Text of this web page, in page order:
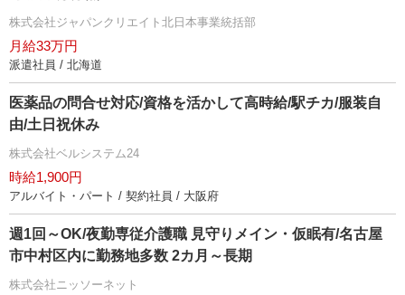
株式会社ジャパンクリエイト北日本事業統括部
月給33万円
派遣社員 / 北海道
医薬品の問合せ対応/資格を活かして高時給/駅チカ/服装自
由/土日祝休み
株式会社ベルシステム24
時給1,900円
アルバイト・パート / 契約社員 / 大阪府
週1回～OK/夜勤専従介護職 見守りメイン・仮眠有/名古屋
市中村区内に勤務地多数 2カ月～長期
株式会社ニッソーネット